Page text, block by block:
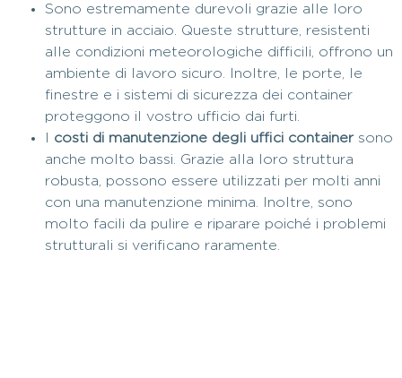
Sono estremamente durevoli grazie alle loro
strutture in acciaio. Queste strutture, resistenti
alle condizioni meteorologiche difficili, offrono un
ambiente di lavoro sicuro. Inoltre, le porte, le
finestre e i sistemi di sicurezza dei container
proteggono il vostro ufficio dai furti.
costi di manutenzione degli uffici containersono
anche molto bassi. Grazie alla loro struttura
robusta, possono essere utilizzati per molti anni
con una manutenzione minima. Inoltre, sono
molto facili da pulire e riparare poiché i problemi
strutturali si verificano raramente.